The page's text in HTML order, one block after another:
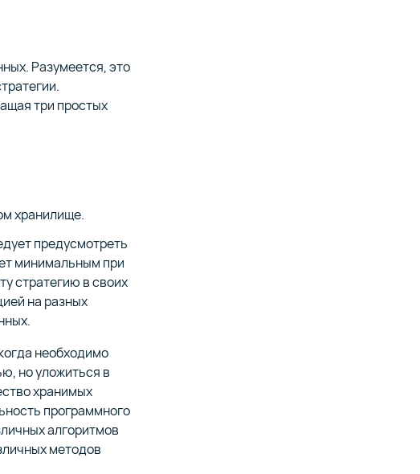
Разумеется, это
три простых
хранилище.
предусмотреть
минимальным при
стратегию в своих
на разных
необходимо
но уложиться в
хранимых
программного
алгоритмов
методов